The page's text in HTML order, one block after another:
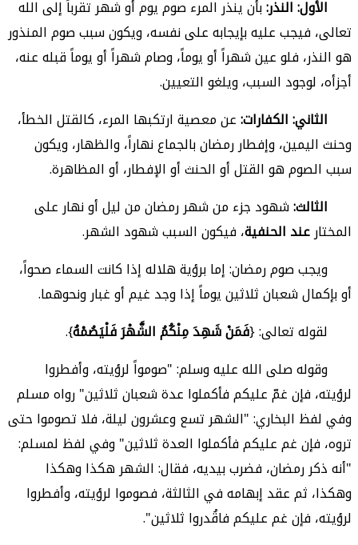
الأول: النذر:بأن ينذر المرء صوم يوم أو شهر تقرباً إلى الله
تعالى، فيجب عليه بإيجابه على نفسه، ويكون سبب صوم المنذور
هو النذر، فلو عين شهراً أو يوماً، وصام شهراً أو يوماً قبله عنه،
أجزأه، لوجود السبب، ويلغو التعيين.
الثاني: الكفارات:عن معصية ارتكبها المرء، كالقتل الخطأ،
وحنث اليمين، وإفطار رمضان بالجماع نهاراً، والظهار، ويكون
سبب الصوم هو القتل أو الحنث أو الإفطار، أو المظاهرة.
الثالث:شهود جزء من شهر رمضان من ليل أو نهار على
المختارعند الحنفية، فيكون السبب شهود الشهر.
ويجب صوم رمضان: إما برؤية هلاله إذا كانت السماء صحواً،
أو بإكمال شعبان ثلاثين يوماً إذا وجد غيم أو غبار ونحوهما.
لقوله تعالى: {فَمَنْ شَهِدَ مِنْكُمُ الشَّهْرَ فَلْيَصُمْهُ}.
وقوله صلى الله عليه وسلم: "صومواً لرؤيته، وأفطروا
لرؤيته، فإن غمّ عليكم فأكملوا عدة شعبان ثلاثين" رواه مسلم
وفي لفظ البخاري: "الشهر تسع وعشرون ليلة، فلا تصوموا حتى
تروه، فإن غم عليكم فأكملوا العدة ثلاثين" وفي لفظ لمسلم:
"أنه ذكر رمضان، فضرب بيديه، فقال: الشهر هكذا وهكذا
وهكذا، ثم عقد إبهامه في الثالثة، فصوموا لرؤيته، وأفطروا
لرؤيته، فإن غم عليكم فاقُدروا ثلاثين".